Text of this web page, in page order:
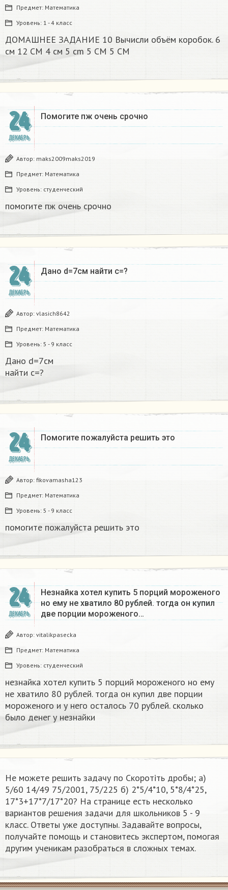
Предмет: Математика
Уровень: 1 - 4 класс
ДОМАШНЕЕ ЗАДАНИЕ 10 Вычисли объём коробок. 6
см 12 CM 4 см 5 cm 5 CM 5 CM​
24
ДЕКАБРЬ
Помогите пж очень срочно​
Автор: maks2009maks2019
Предмет: Математика
Уровень: студенческий
помогите пж очень срочно​
24
ДЕКАБРЬ
Дано d=7см найти с=?​
Автор: vlasich8642
Предмет: Математика
Уровень: 5 - 9 класс
Дано d=7см
найти с=?​
24
ДЕКАБРЬ
Помогите пожалуйста решить это
Автор: fikovamasha123
Предмет: Математика
Уровень: 5 - 9 класс
помогите пожалуйста решить это
24
ДЕКАБРЬ
Незнайка хотел купить 5 порций мороженого
но ему не хватило 80 рублей. тогда он купил
две порции мороженого…
Автор: vitalikpasecka
Предмет: Математика
Уровень: студенческий
незнайка хотел купить 5 порций мороженого но ему
не хватило 80 рублей. тогда он купил две порции
мороженого и у него осталось 70 рублей. сколько
было денег у незнайки
Не можете решить задачу по Скоротіть дробы; а)
5/60 14/49 75/2001, 75/225 б) 2*5/4*10, 5*8/4*25,
17*3+17*7/17*20​? На странице есть несколько
вариантов решения задачи для школьников 5 - 9
класс. Ответы уже доступны. Задавайте вопросы,
получайте помощь и становитесь экспертом, помогая
другим ученикам разобраться в сложных темах.